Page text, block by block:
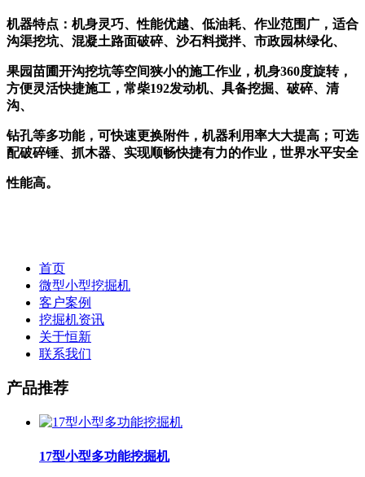
机器特点：机身灵巧、性能优越、低油耗、作业范围广，适合
沟渠挖坑、混凝土路面破碎、沙石料搅拌、市政园林绿化、
果园苗圃开沟挖坑等空间狭小的施工作业，机身360度旋转，
方便灵活快捷施工，常柴192发动机、具备挖掘、破碎、清
沟、
钻孔等多功能，可快速更换附件，机器利用率大大提高；可选
配破碎锤、抓木器、实现顺畅快捷有力的作业，世界水平安全
性能高。
首页
微型小型挖掘机
客户案例
挖掘机资讯
关于恒新
联系我们
产品推荐
17型小型多功能挖掘机